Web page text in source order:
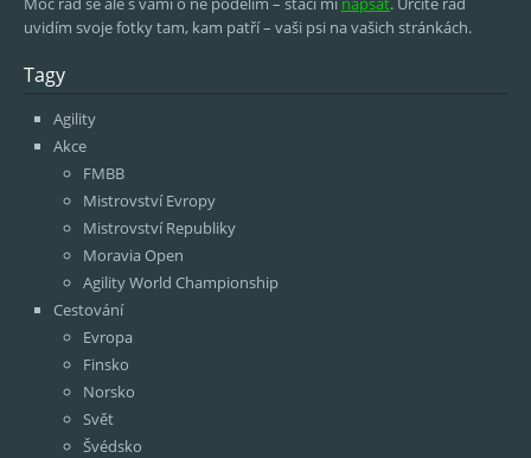
uvidím svoje fotky tam, kam patří – vaši psi na vašich stránkách.
Tagy
Agility
Akce
FMBB
Mistrovství Evropy
Mistrovství Republiky
Moravia Open
Agility World Championship
Cestování
Evropa
Finsko
Norsko
Svět
Švédsko